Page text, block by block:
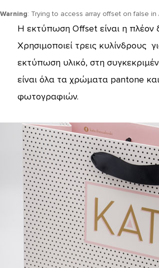
Warning: Trying to access array offset on false in
Η εκτύπωση Offset είναι η πλέον
Χρησιμοποιεί τρεις κυλίνδρους
εκτύπωση υλικό, στη
είναι όλα τα χρώματα pantone
φωτογραφιών.